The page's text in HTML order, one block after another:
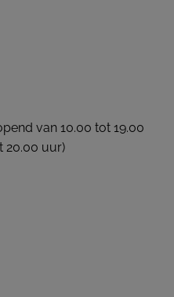
van 10.00 tot 19.00
20.00 uur)